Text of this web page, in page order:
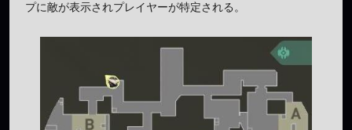
プに敵が表示されプレイヤーが特定される。